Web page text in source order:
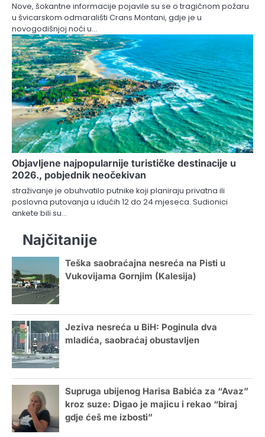
Nove, šokantne informacije pojavile su se o tragičnom požaru
u švicarskom odmarališti Crans Montani, gdje je u
novogodišnjoj noći u…
Objavljene najpopularnije turističke destinacije u
2026., pobjednik neočekivan
straživanje je obuhvatilo putnike koji planiraju privatna ili
poslovna putovanja u idućih 12 do 24 mjeseca. Sudionici
ankete bili su…
Najčitanije
Teška saobraćajna nesreća na Pisti u
Vukovijama Gornjim (Kalesija)
Jeziva nesreća u BiH: Poginula dva
mladića, saobraćaj obustavljen
Supruga ubijenog Harisa Babića za “Avaz”
kroz suze: Digao je majicu i rekao “biraj
gdje ćeš me izbosti”